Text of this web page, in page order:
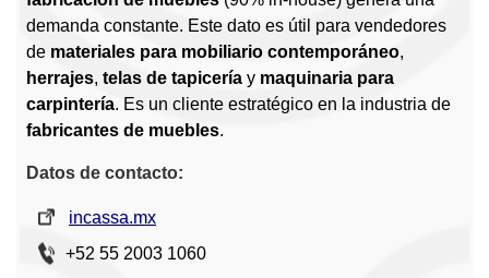
demanda constante. Este dato es útil para vendedores
de materiales para mobiliario contemporáneo,
herrajes, telas de tapicería y maquinaria para
carpintería. Es un cliente estratégico en la industria de
fabricantes de muebles.
Datos de contacto:
incassa.mx
+52 55 2003 1060